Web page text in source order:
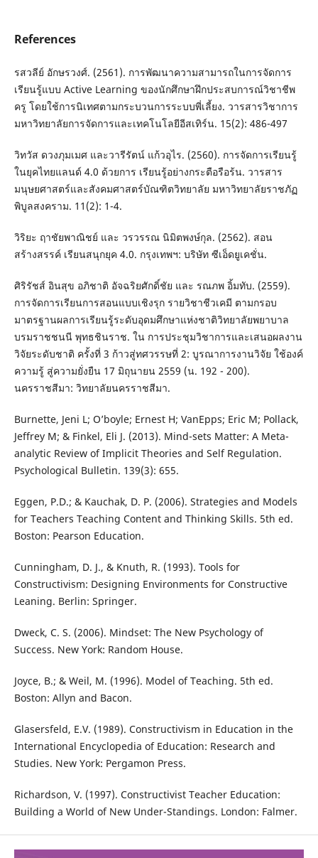
References
รสวลีย์ อักษรวงศ์. (2561). การพัฒนาความสามารถในการจัดการ
เรียนรู้แบบ Active Learning ของนักศึกษาฝึกประสบการณ์วิชาชีพ
ครู โดยใช้การนิเทศตามกระบวนการระบบพี่เลี้ยง. วารสารวิชาการ
มหาวิทยาลัยการจัดการและเทคโนโลยีอีสเทิร์น. 15(2): 486-497
วิทวัส ดวงภุมเมศ และวารีรัตน์ แก้วอุไร. (2560). การจัดการเรียนรู้
ในยุคไทยแลนด์ 4.0 ด้วยการ เรียนรู้อย่างกระตือรือร้น. วารสาร
มนุษยศาสตร์และสังคมศาสตร์บัณฑิตวิทยาลัย มหาวิทยาลัยราชภัฏ
พิบูลสงคราม. 11(2): 1-4.
วิริยะ ฤาชัยพาณิชย์ และ วรวรรณ นิมิตพงษ์กุล. (2562). สอน
สร้างสรรค์ เรียนสนุกยุค 4.0. กรุงเทพฯ: บริษัท ซีเอ็ดยูเคชั่น.
ศิริรัชส์ อินสุข อภิชาติ อัจฉริยศักดิ์ชัย และ รณภพ อิ้มทับ. (2559).
การจัดการเรียนการสอนแบบเชิงรุก รายวิชาชีวเคมี ตามกรอบ
มาตรฐานผลการเรียนรู้ระดับอุดมศึกษาแห่งชาติวิทยาลัยพยาบาล
บรมราชชนนี พุทธชินราช. ใน การประชุมวิชาการและเสนอผลงาน
วิจัยระดับชาติ ครั้งที่ 3 ก้าวสู่ทศวรรษที่ 2: บูรณาการงานวิจัย ใช้องค์
ความรู้ สู่ความยั่งยืน 17 มิถุนายน 2559 (น. 192 - 200).
นครราชสีมา: วิทยาลัยนครราชสีมา.
Burnette, Jeni L; O’boyle; Ernest H; VanEpps; Eric M; Pollack,
Jeffrey M; & Finkel, Eli J. (2013). Mind-sets Matter: A Meta-
analytic Review of Implicit Theories and Self Regulation.
Psychological Bulletin. 139(3): 655.
Eggen, P.D.; & Kauchak, D. P. (2006). Strategies and Models
for Teachers Teaching Content and Thinking Skills. 5th ed.
Boston: Pearson Education.
Cunningham, D. J., & Knuth, R. (1993). Tools for
Constructivism: Designing Environments for Constructive
Leaning. Berlin: Springer.
Dweck, C. S. (2006). Mindset: The New Psychology of
Success. New York: Random House.
Joyce, B.; & Weil, M. (1996). Model of Teaching. 5th ed.
Boston: Allyn and Bacon.
Glasersfeld, E.V. (1989). Constructivism in Education in the
International Encyclopedia of Education: Research and
Studies. New York: Pergamon Press.
Richardson, V. (1997). Constructivist Teacher Education:
Building a World of New Under-Standings. London: Falmer.